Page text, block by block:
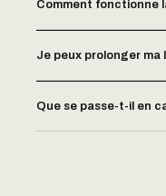
Comment fonctionne
Je peux prolonger ma
Que se passe-t-il en